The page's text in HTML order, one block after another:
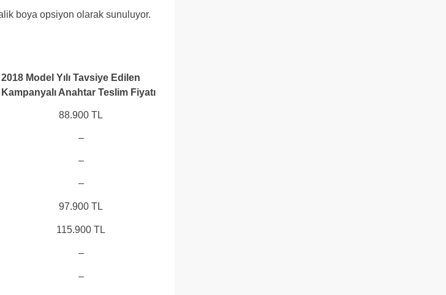
boya opsiyon olarak sunuluyor.
2018 Model Yılı Tavsiye Edilen
Kampanyalı Anahtar Teslim Fiyatı
88.900 TL
–
–
–
97.900 TL
115.900 TL
–
–